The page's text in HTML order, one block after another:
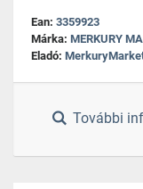
Ean: 3359923
Márka: MERKURY
Eladó:
További